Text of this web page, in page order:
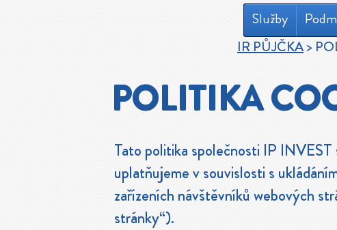
Služby
IR PŮJČKA>
POLITIKA
Tato politika společnosti IP
uplatňujeme v souvislosti s
zařízeních návštěvníků webových
stránky“).